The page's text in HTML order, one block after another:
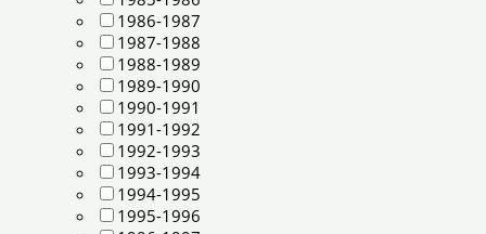
1986-1987
1987-1988
1988-1989
1989-1990
1990-1991
1991-1992
1992-1993
1993-1994
1994-1995
1995-1996